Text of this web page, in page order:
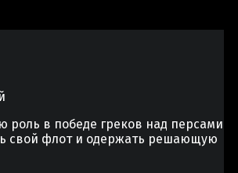
в победе греков над персами
свой флот и одержать решающую